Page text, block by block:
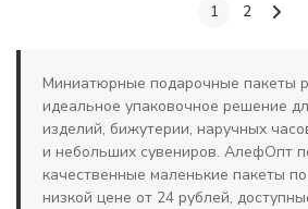
1 2
Миниатюрные подарочные пакеты
идеальное упаковочное решение
изделий, бижутерии, наручных
и небольших сувениров. АлефОпт
качественные маленькие пакеты
низкой цене от 24 рублей,